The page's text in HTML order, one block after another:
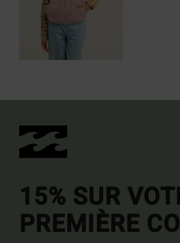
15% SUR
PREMIÈRE